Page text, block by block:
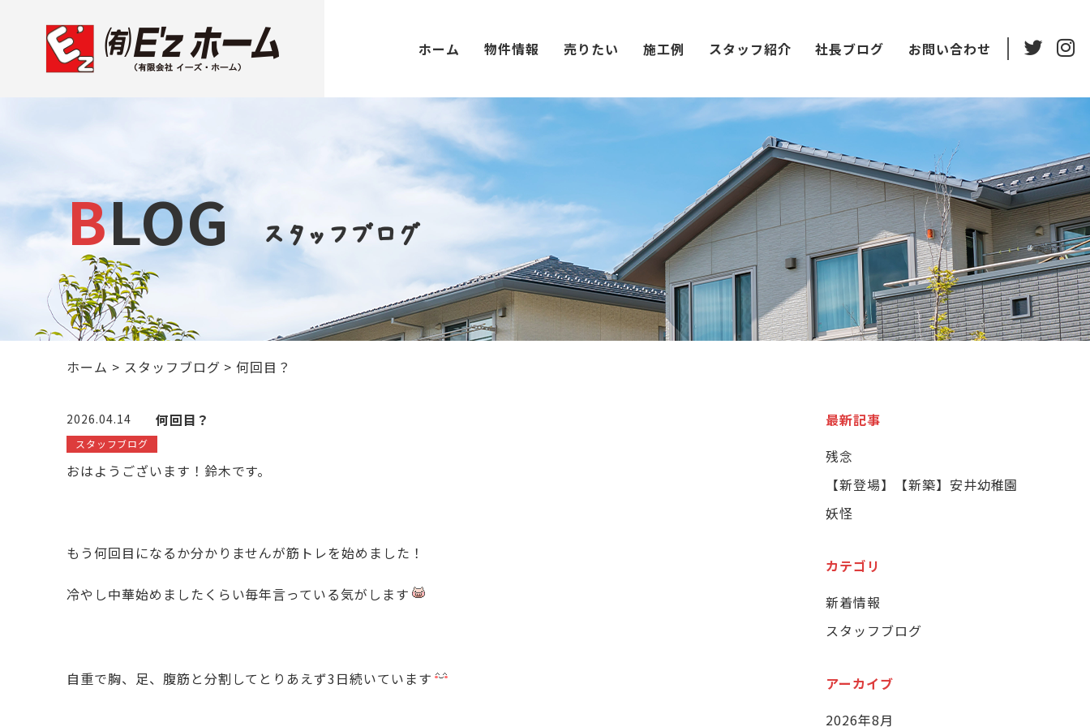
ホーム 物件情報 売りたい 施工例 スタッフ紹介 社長ブログ お問い合わせ
BLOG スタッフブログ
ホーム > スタッフブログ > 何回目？
2026.04.14 何回目？
スタッフブログ
おはようございます！鈴木です。
もう何回目になるか分かりませんが筋トレを始めました！
冷やし中華始めましたくらい毎年言っている気がします
自重で胸、足、腹筋と分割してとりあえず3日続いています
最新記事
残念
【新登場】【新築】安井幼稚園
妖怪
カテゴリ
新着情報
スタッフブログ
アーカイブ
2026年8月